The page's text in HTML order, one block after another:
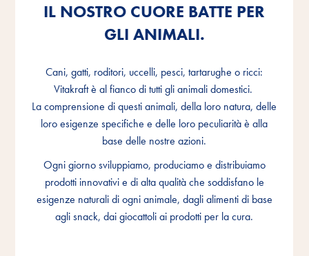
IL NOSTRO CUORE BATTE PER
GLI ANIMALI.
Cani, gatti, roditori, uccelli, pesci, tartarughe o ricci:
Vitakraft è al fianco di tutti gli animali domestici.
La comprensione di questi animali, della loro natura, delle
loro esigenze specifiche e delle loro peculiarità è alla
base delle nostre azioni.
Ogni giorno sviluppiamo, produciamo e distribuiamo
prodotti innovativi e di alta qualità che soddisfano le
esigenze naturali di ogni animale, dagli alimenti di base
agli snack, dai giocattoli ai prodotti per la cura.
IL NOSTRO CUORE BATTE PER
GLI ANIMALI.
Cani, gatti, roditori, uccelli, pesci, tartarughe o ricci:
Vitakraft è al fianco di tutti gli animali domestici.
La comprensione di questi animali, della loro natura, delle
loro esigenze specifiche e delle loro peculiarità è alla
base delle nostre azioni.
Ogni giorno sviluppiamo, produciamo e distribuiamo
prodotti innovativi e di alta qualità che soddisfano le
esigenze naturali di ogni animale, dagli alimenti di base
agli snack, dai giocattoli ai prodotti per la cura.
IL NOSTRO CUORE BATTE PER
GLI ANIMALI.
Cani, gatti, roditori, uccelli, pesci, tartarughe o ricci:
Vitakraft è al fianco di tutti gli animali domestici.
La comprensione di questi animali, della loro natura, delle
loro esigenze specifiche e delle loro peculiarità è alla
base delle nostre azioni.
Ogni giorno sviluppiamo, produciamo e distribuiamo
prodotti innovativi e di alta qualità che soddisfano le
esigenze naturali di ogni animale, dagli alimenti di base
agli snack, dai giocattoli ai prodotti per la cura.